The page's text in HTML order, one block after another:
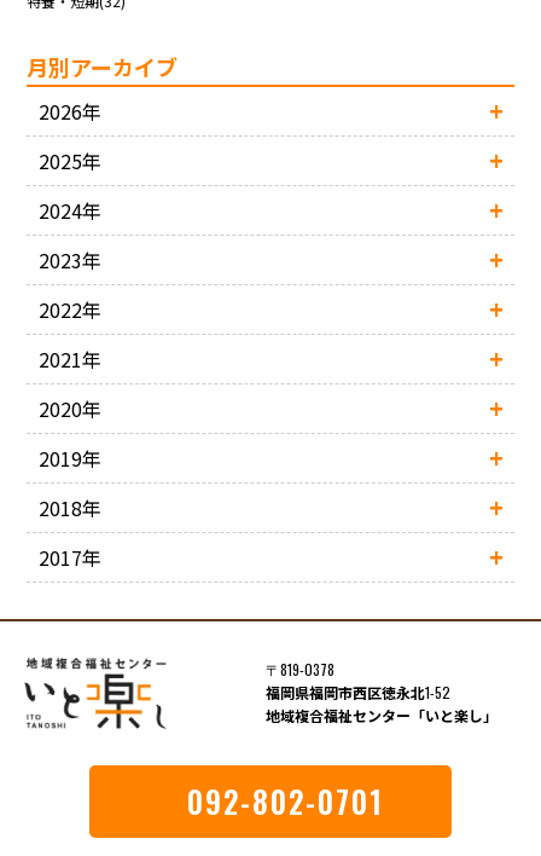
月別アーカイブ
2026年
2025年
2024年
2023年
2022年
2021年
2020年
2019年
2018年
2017年
〒819-0378
福岡県福岡市西区徳永北1-52
地域複合福祉センター「いと楽し」
092-802-0701